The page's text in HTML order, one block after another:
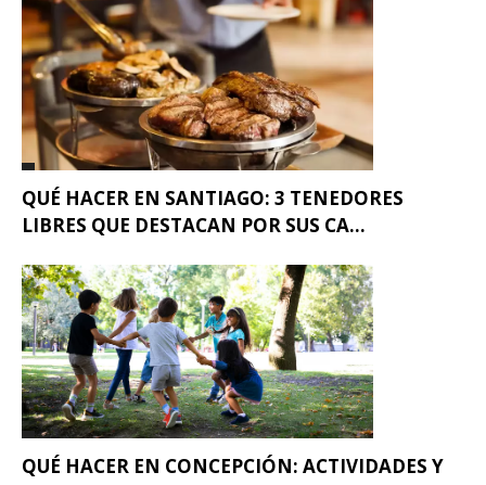
QUÉ HACER EN SANTIAGO: 3 TENEDORES
LIBRES QUE DESTACAN POR SUS CA...
QUÉ HACER EN CONCEPCIÓN: ACTIVIDADES Y